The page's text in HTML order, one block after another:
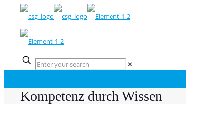
✕
Kompetenz durch Wissen